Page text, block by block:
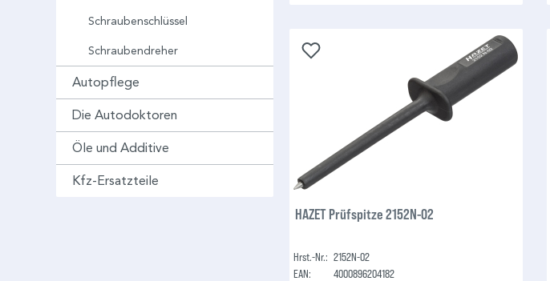
Schraubenschlüssel
Schraubendreher
Autopflege
Die Autodoktoren
Öle und Additive
Kfz-Ersatzteile
HAZET Prüfspitze 2152N-02
Hrst.-Nr.: 2152N-02
EAN:
4000896204182